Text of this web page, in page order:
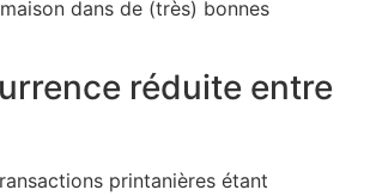
dans de (très) bonnes
réduite entre
printanières étant